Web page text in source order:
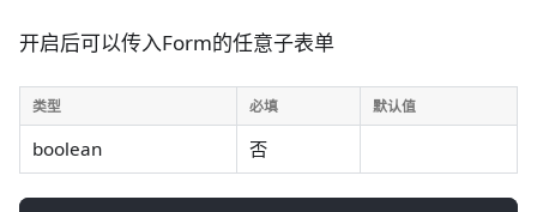
开启后可以传入Form的任意子表单
类型 必填 默认值
boolean 否